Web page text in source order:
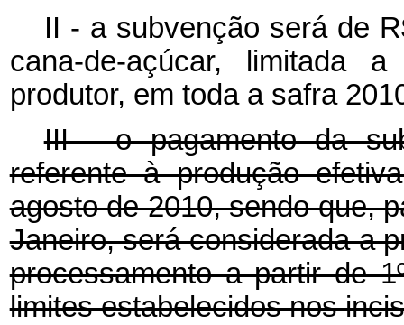
II - a subvenção será de
cana-de-açúcar, limitada
produtor, em toda a safra
III - o pagamento da
referente à produção
agosto de 2010, sendo que,
Janeiro, será considerada a
processamento a partir de
limites estabelecidos nos